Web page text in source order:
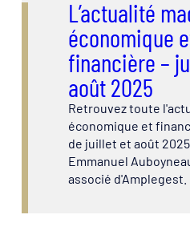
L’actualité
économique
financière –
août 2025
Retrouvez toute
économique et
de juillet et août
Emmanuel
associé d'Amplegest.